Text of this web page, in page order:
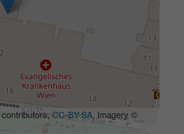
contributors,CC-BY-SA , Imagery ©